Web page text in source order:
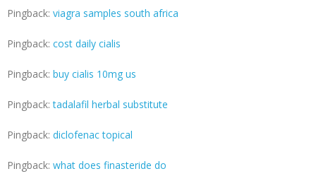
Pingback: viagra samples south africa
Pingback: cost daily cialis
Pingback: buy cialis 10mg us
Pingback:tadalafil herbal substitute
Pingback: diclofenac topical
Pingback: what does finasteride do